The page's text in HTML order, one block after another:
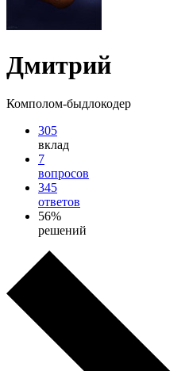
Дмитрий
Комполом-быдлокодер
305
вклад
7
вопросов
345
ответов
56%
решений